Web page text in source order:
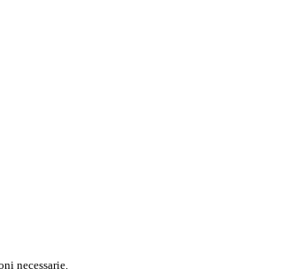
necessarie.